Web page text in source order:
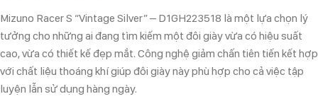
Mizuno Racer S “Vintage Silver” – D1GH223518 là một lựa chọn lý
tưởng cho những ai đang tìm kiếm một đôi giày vừa có hiệu suất
cao, vừa có thiết kế đẹp mắt. Công nghệ giảm chấn tiên tiến kết hợp
với chất liệu thoáng khí giúp đôi giày này phù hợp cho cả việc tập
luyện lẫn sử dụng hàng ngày.